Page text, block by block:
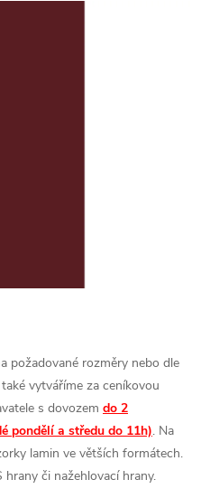
požadované rozměry nebo dle
vytváříme za ceníkovou
s dovozem do 2
pondělí a středu do 11h). Na
lamin ve větších formátech.
či nažehlovací hrany.